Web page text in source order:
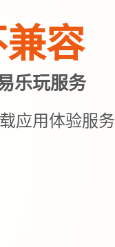
容
乐玩服务
应用体验服务